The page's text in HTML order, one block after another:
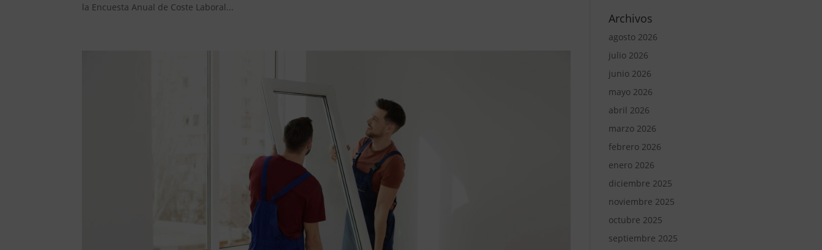
la Encuesta Anual de Coste Laboral...
Archivos
agosto 2026
julio 2026
junio 2026
mayo 2026
abril 2026
marzo 2026
febrero 2026
enero 2026
diciembre 2025
noviembre 2025
octubre 2025
septiembre 2025